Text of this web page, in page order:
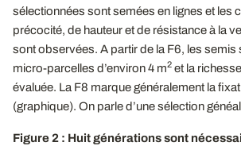
sélectionnées sont semées en lignes et les
précocité, de hauteur et de résistance à la
sont observées. A partir de la F6, les semis
micro-parcelles d’environ 4 m2 et la
évaluée. La F8 marque généralement la
(graphique). On parle d’une sélection
Figure 2 : Huit générations sont